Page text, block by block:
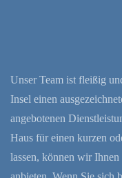
Unser Team ist fleißig
Insel einen
angebotenen
Haus für einen kurzen
lassen, können wir